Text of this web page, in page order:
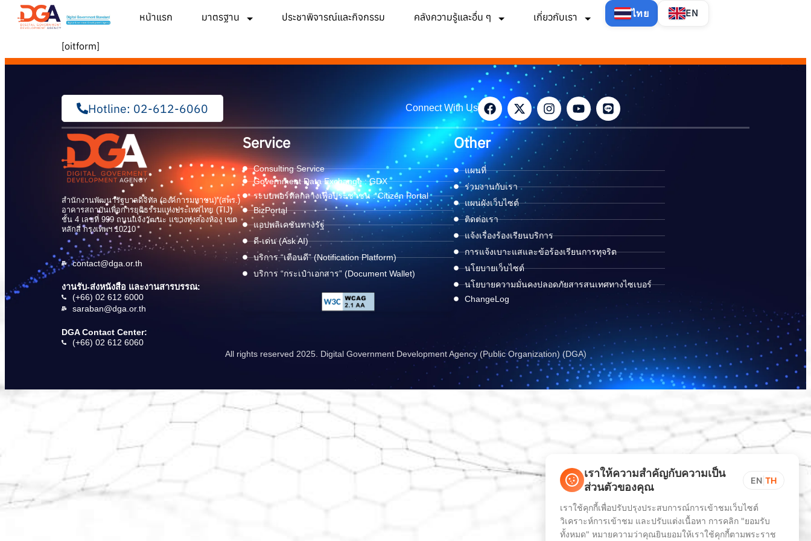
หน้าแรก มาตรฐาน ประชาพิจารณ์และกิจกรรม คลังความรู้และอื่น ๆ เกี่ยวกับเรา ไทย EN
[oitform]
Hotline: 02-612-6060 Connect With Us
สำนักงานพัฒนารัฐบาลดิจิทัล (องค์การมหาชน) (สพร.)
อาคารสถาบันเพื่อการยุติธรรมแห่งประเทศไทย (TIJ)
ชั้น 4 เลขที่ 999 ถนนแจ้งวัฒนะ แขวงทุ่งสองห้อง เขต
หลักสี่ กรุงเทพฯ 10210
contact@dga.or.th
งานรับ-ส่งหนังสือ และงานสารบรรณ:
(+66) 02 612 6000
saraban@dga.or.th
DGA Contact Center:
(+66) 02 612 6060
Service
Consulting Service
Government Data Exchange : GDX
ระบบพอร์ทัลกลางเพื่อประชาชน : Citizen Portal
BizPortal
แอปพลิเคชันทางรัฐ
ดี-เด่น (Ask AI)
บริการ “เตือนดี” (Notification Platform)
บริการ “กระเป๋าเอกสาร” (Document Wallet)
Other
แผนที่
ร่วมงานกับเรา
แผนผังเว็บไซต์
ติดต่อเรา
แจ้งเรื่องร้องเรียนบริการ
การแจ้งเบาะแสและข้อร้องเรียนการทุจริต
นโยบายเว็บไซต์
นโยบายความมั่นคงปลอดภัยสารสนเทศทางไซเบอร์
ChangeLog
All rights reserved 2025. Digital Government Development Agency (Public Organization) (DGA)
เราให้ความสำคัญกับความเป็น
ส่วนตัวของคุณ
EN TH
เราใช้คุกกี้เพื่อปรับปรุงประสบการณ์การเข้าชมเว็บไซต์
วิเคราะห์การเข้าชม และปรับแต่งเนื้อหา การคลิก "ยอมรับ
ทั้งหมด" หมายความว่าคุณยินยอมให้เราใช้คุกกี้ตามพระราช